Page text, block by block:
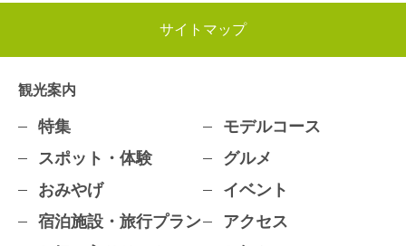
サイトマップ
観光案内
特集
モデルコース
スポット・体験
グルメ
おみやげ
イベント
宿泊施設・旅行プラン
アクセス